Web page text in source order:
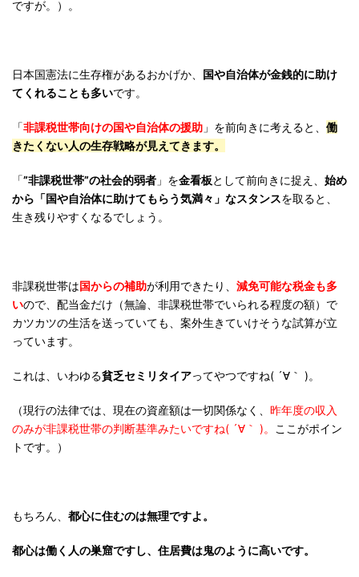
ですが。）。
日本国憲法に生存権があるおかげか、 国や自治体が金銭的に助け
てくれることも多いです。
「非課税世帯向けの国や自治体の援助 」を前向きに考えると、 働
きたくない人の生存戦略が見えてきます。
「”非課税世帯”の社会的弱者 」を金看板として前向きに捉え、 始め
から「国や自治体に助けてもらう気満々」なスタンスを取ると、
生き残りやすくなるでしょう。
非課税世帯は国からの補助が利用できたり、 減免可能な税金も多
いので、配当金だけ（無論、非課税世帯でいられる程度の額）で
カツカツの生活を送っていても、案外生きていけそうな試算が立
っています。
これは、いわゆる貧乏セミリタイアってやつですね( ´∀｀ )。
（現行の法律では、現在の資産額は一切関係なく、 昨年度の収入
のみが非課税世帯の判断基準みたいですね( ´∀｀ )。
ここがポイン
トです。）
もちろん、 都心に住むのは無理ですよ。
都心は働く人の巣窟ですし、住居費は鬼のように高いです。